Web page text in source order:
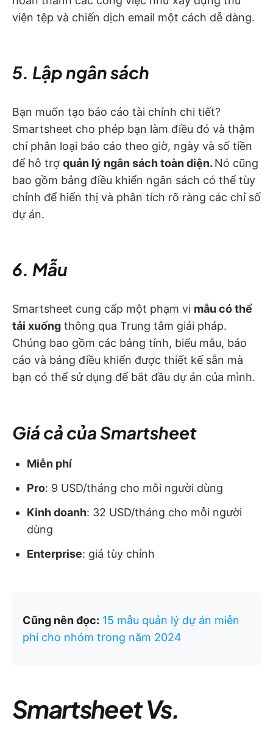
viện tệp và chiến dịch email một cách dễ dàng.
5. Lập ngân sách
Bạn muốn tạo báo cáo tài chính chi tiết?
Smartsheet cho phép bạn làm điều đó và thậm
chí phân loại báo cáo theo giờ, ngày và số tiền
để hỗ trợ quản lý ngân sách toàn diện. Nó cũng
bao gồm bảng điều khiển ngân sách có thể tùy
chỉnh để hiển thị và phân tích rõ ràng các chỉ số
dự án.
6. Mẫu
Smartsheet cung cấp một phạm vi mẫu có thể
tải xuống thông qua Trung tâm giải pháp.
Chúng bao gồm các bảng tính, biểu mẫu, báo
cáo và bảng điều khiển được thiết kế sẵn mà
bạn có thể sử dụng để bắt đầu dự án của mình.
Giá cả của Smartsheet
Miễn phí
Pro: 9 USD/tháng cho mỗi người dùng
Kinh doanh: 32 USD/tháng cho mỗi người
dùng
Enterprise: giá tùy chỉnh
Cũng nên đọc: 15 mẫu quản lý dự án miễn
phí cho nhóm trong năm 2024
Smartsheet Vs.